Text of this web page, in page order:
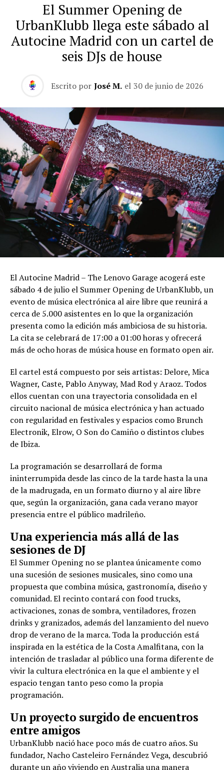
El Summer Opening de
UrbanKlubb llega este sábado al
Autocine Madrid con un cartel de
seis DJs de house
Escrito por José M. el 30 de junio de 2026
El Autocine Madrid – The Lenovo Garage acogerá este
sábado 4 de julio el Summer Opening de UrbanKlubb, un
evento de música electrónica al aire libre que reunirá a
cerca de 5.000 asistentes en lo que la organización
presenta como la edición más ambiciosa de su historia.
La cita se celebrará de 17:00 a 01:00 horas y ofrecerá
más de ocho horas de música house en formato open air.
El cartel está compuesto por seis artistas: Delore, Mica
Wagner, Caste, Pablo Anyway, Mad Rod y Araoz. Todos
ellos cuentan con una trayectoria consolidada en el
circuito nacional de música electrónica y han actuado
con regularidad en festivales y espacios como Brunch
Electronik, Elrow, O Son do Camiño o distintos clubes
de Ibiza.
La programación se desarrollará de forma
ininterrumpida desde las cinco de la tarde hasta la una
de la madrugada, en un formato diurno y al aire libre
que, según la organización, gana cada verano mayor
presencia entre el público madrileño.
Una experiencia más allá de las
sesiones de DJ
El Summer Opening no se plantea únicamente como
una sucesión de sesiones musicales, sino como una
propuesta que combina música, gastronomía, diseño y
comunidad. El recinto contará con food trucks,
activaciones, zonas de sombra, ventiladores, frozen
drinks y granizados, además del lanzamiento del nuevo
drop de verano de la marca. Toda la producción está
inspirada en la estética de la Costa Amalfitana, con la
intención de trasladar al público una forma diferente de
vivir la cultura electrónica en la que el ambiente y el
espacio tengan tanto peso como la propia
programación.
Un proyecto surgido de encuentros
entre amigos
UrbanKlubb nació hace poco más de cuatro años. Su
fundador, Nacho Casteleiro Fernández Vega, descubrió
durante un año viviendo en Australia una manera